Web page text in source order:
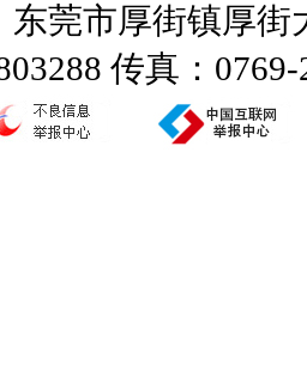
东莞市厚街镇厚
传真：0769-